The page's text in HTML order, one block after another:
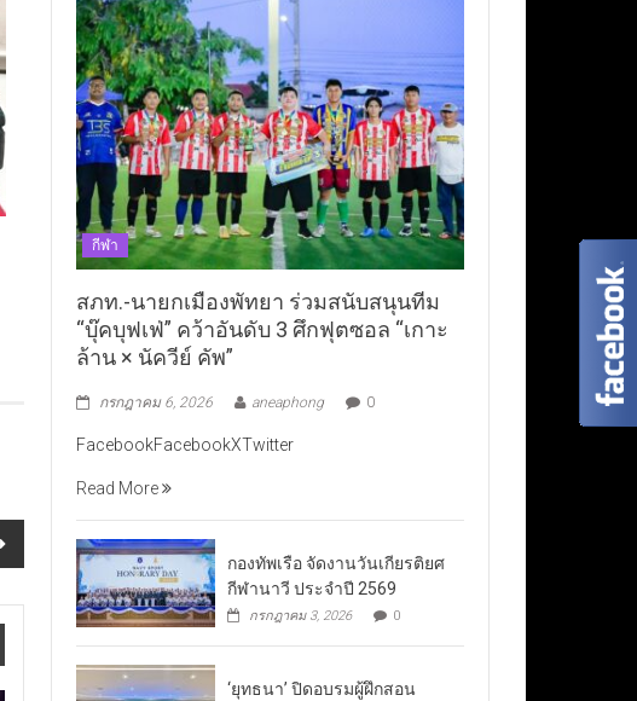
กีฬา
สภท.-นายกเมืองพัทยา ร่วมสนับสนุนทีม
“บุ๊คบุฟเฟ่” คว้าอันดับ 3 ศึกฟุตซอล “เกาะ
ล้าน × นัควีย์ คัพ”
กรกฎาคม 6, 2026 aneaphong 0
FacebookFacebookXTwitter
Read More
กองทัพเรือ จัดงานวันเกียรติยศ
กีฬานาวี ประจำปี 2569
กรกฎาคม 3, 2026 0
‘ยุทธนา’ ปิดอบรมผู้ฝึกสอน